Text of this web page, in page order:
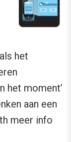
het
het moment’
aan een
meer info